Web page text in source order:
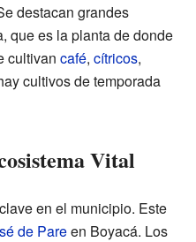
destacan grandes
que es la planta de donde
cultivan café, cítricos,
cultivos de temporada
Vital
en el municipio. Este
de Pareen Boyacá. Los